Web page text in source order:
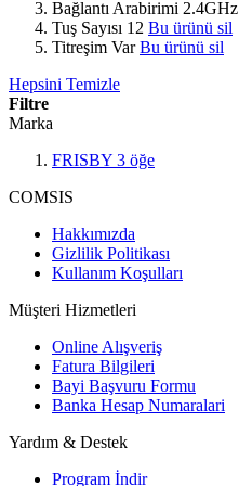
Bağlantı Arabirimi 2.4GHz
Tuş Sayısı 12 Bu ürünü sil
Titreşim Var Bu ürünü sil
Hepsini Temizle
Filtre
Marka
FRISBY 3 öğe
COMSIS
Hakkımızda
Gizlilik Politikası
Kullanım Koşulları
Müşteri Hizmetleri
Online Alışveriş
Fatura Bilgileri
Bayi Başvuru Formu
Banka Hesap Numaralari
Yardım & Destek
Program İndir